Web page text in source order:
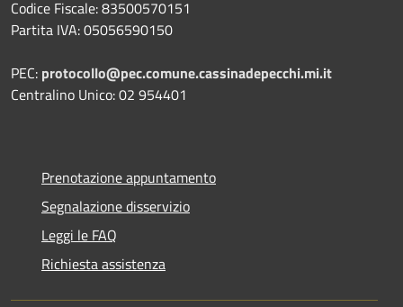
Codice Fiscale: 83500570151
Partita IVA: 05056590150
PEC: protocollo@pec.comune.cassinadepecchi.mi.it
Centralino Unico: 02 954401
Prenotazione appuntamento
Segnalazione disservizio
Leggi le FAQ
Richiesta assistenza